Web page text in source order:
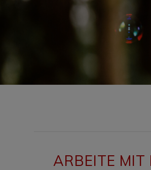
ARBEITE MIT